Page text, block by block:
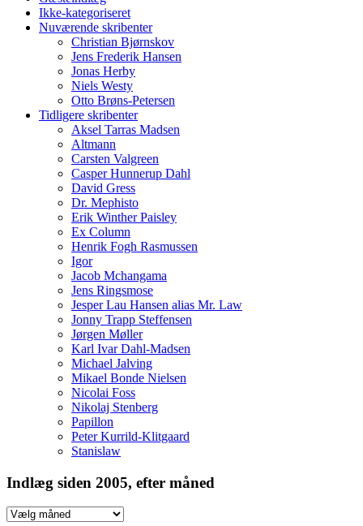
Ikke-kategoriseret
Nuværende skribenter
Christian Bjørnskov
Jens Frederik Hansen
Jonas Herby
Niels Westy
Otto Brøns-Petersen
Tidligere skribenter
Aksel Tarras Madsen
Altmann
Carsten Valgreen
Casper Hunnerup Dahl
David Gress
Dr. Mephisto
Erik Winther Paisley
Ex Column
Henrik Fogh Rasmussen
Igor
Jacob Mchangama
Jens Ringsmose
Jesper Lau Hansen alias Mr. Law
Jonny Trapp Steffensen
Jørgen Møller
Karl Ivar Dahl-Madsen
Michael Jalving
Mikael Bonde Nielsen
Nicolai Foss
Nikolaj Stenberg
Papillon
Peter Kurrild-Klitgaard
Stanislaw
Indlæg siden 2005, efter måned
Indlæg